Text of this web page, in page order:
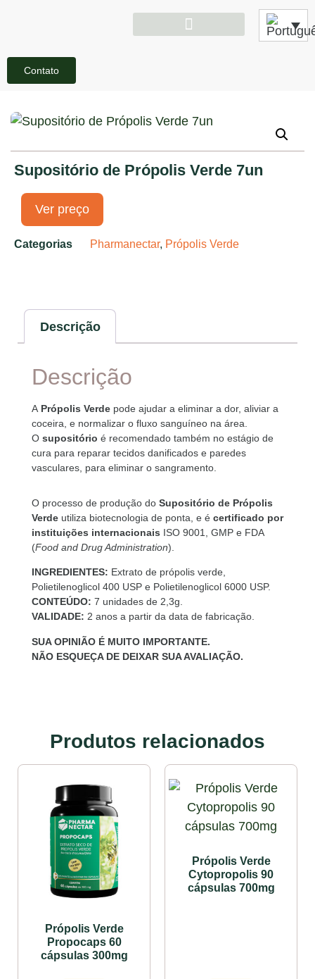
Contato
Supositório de Própolis Verde 7un
Ver preço
Categorias Pharmanectar, Própolis Verde
Descrição
Descrição
A Própolis Verde pode ajudar a eliminar a dor, aliviar a
coceira, e normalizar o fluxo sanguíneo na área.
O supositório é recomendado também no estágio de
cura para reparar tecidos danificados e paredes
vasculares, para eliminar o sangramento.
O processo de produção do Supositório de Própolis
Verde utiliza biotecnologia de ponta, e é certificado por
instituições internacionais ISO 9001, GMP e FDA
(Food and Drug Administration).
INGREDIENTES: Extrato de própolis verde,
Polietilenoglicol 400 USP e Polietilenoglicol 6000 USP.
CONTEÚDO: 7 unidades de 2,3g.
VALIDADE: 2 anos a partir da data de fabricação.
SUA OPINIÃO É MUITO IMPORTANTE.
NÃO ESQUEÇA DE DEIXAR SUA AVALIAÇÃO.
Produtos relacionados
Própolis Verde
Propocaps 60
cápsulas 300mg
Própolis Verde
Cytopropolis 90
cápsulas 700mg